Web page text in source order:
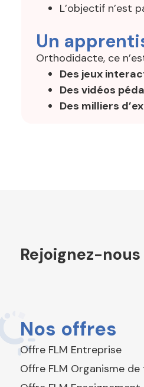
L’objectif n’est
Un
Orthodidacte, ce
Des jeux
Des vidéos
Des milliers
Rejoignez-nous
Nos offres
Offre FLM Entreprise
Offre FLM Organisme